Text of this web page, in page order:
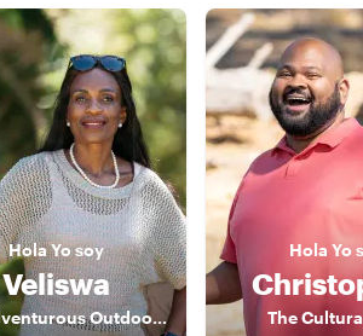
HolaYo soy
Veliswa
The Adventurous Outdoorsy
Hola Yo
The